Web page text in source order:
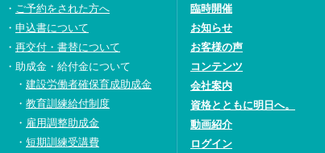
ご予約をされた方へ
申込書について
再交付・書替について
助成金・給付金について
建設労働者確保育成助成金
教育訓練給付制度
雇用調整助成金
短期訓練受講費
臨時開催
お知らせ
お客様の声
コンテンツ
会社案内
資格とともに明日へ。
動画紹介
ログイン